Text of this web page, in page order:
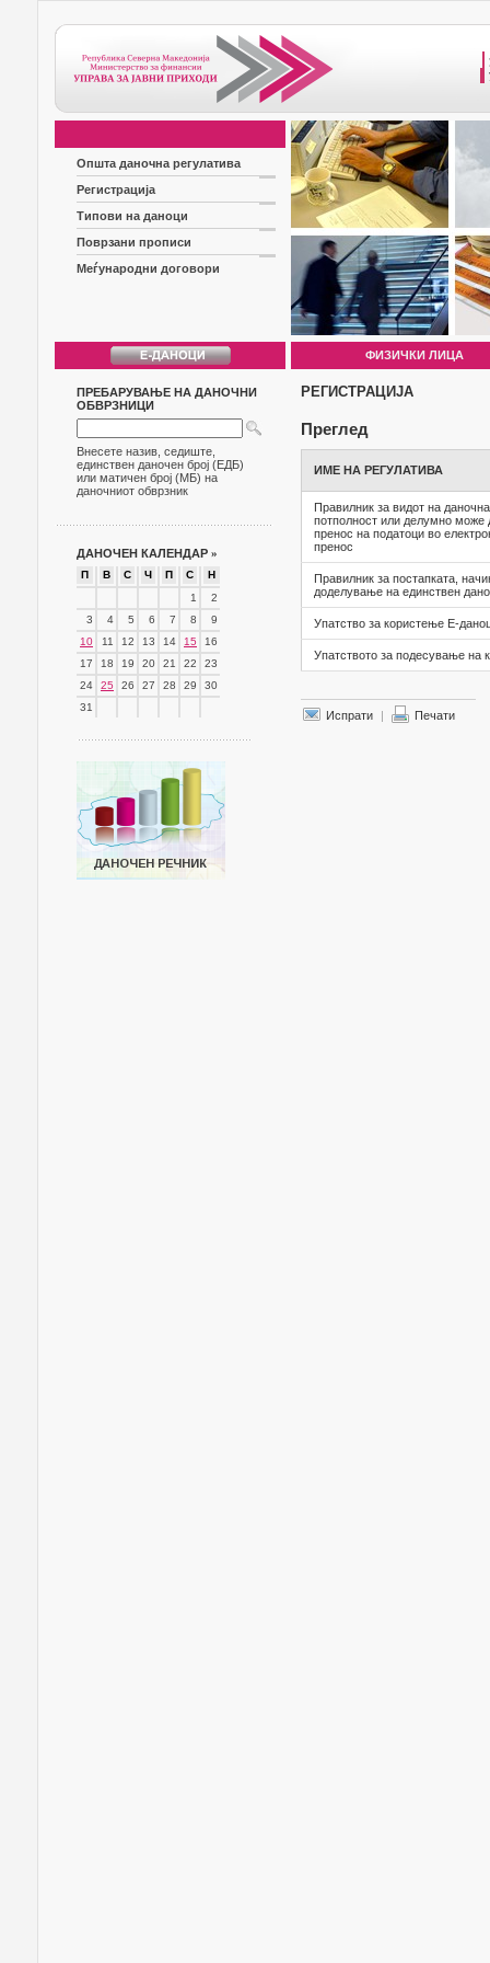
Општа даночна регулатива
Регистрација
Типови на даноци
Поврзани прописи
Меѓународни договори
ФИЗИЧКИ ЛИЦА
ПРЕБАРУВАЊЕ НА ДАНОЧНИ
ОБВРЗНИЦИ
Внесете назив, седиште,
единствен даночен број (ЕДБ)
или матичен број (МБ) на
даночниот обврзник
ДАНОЧЕН КАЛЕНДАР »
П В С Ч П С
Н
1
2
3
4 5 6 7 8
9
10
11 12 13 14 15
16
17
18 19 20 21 22
23
24
25 26 27 28 29
30
31
РЕГИСТРАЦИЈА
Преглед
ИМЕ НА РЕГУЛАТИВА
Правилник за видот на
потполност или делумно може
пренос на податоци во
пренос
Правилник за постапката,
доделување на единствен
Упатство за користење Е-
Упатството за подесување на
Испрати | Печати